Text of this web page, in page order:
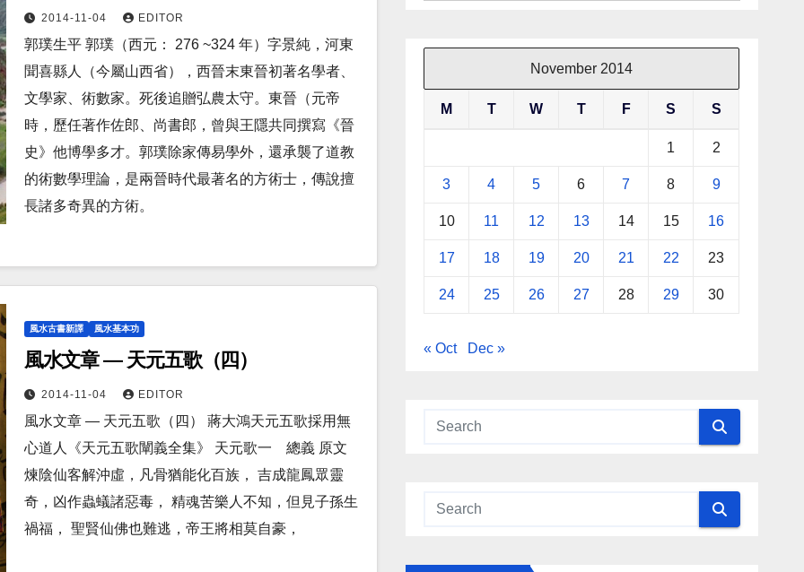
2014-11-04 EDITOR
郭璞生平 郭璞（西元： 276 ~324 年）字景純，河東
聞喜縣人（今屬山西省），西晉末東晉初著名學者、
文學家、術數家。死後追贈弘農太守。東晉（元帝
時，歷任著作佐郎、尚書郎，曾與王隱共同撰寫《晉
史》他博學多才。郭璞除家傳易學外，還承襲了道教
的術數學理論，是兩晉時代最著名的方術士，傳說擅
長諸多奇異的方術。
風水古書新譯 風水基本功
風水文章 — 天元五歌（四）
2014-11-04 EDITOR
風水文章 — 天元五歌（四） 蔣大鴻天元五歌採用無
心道人《天元五歌闡義全集》 天元歌一 總義 原文
煉陰仙客解沖虛，凡骨猶能化百族， 吉成龍鳳眾靈
奇，凶作蟲蟻諸惡毒， 精魂苦樂人不知，但見子孫生
禍福， 聖賢仙佛也難逃，帝王將相莫自豪，
November 2014
M T W T F S S
1 2
3 4 5 6 7 8 9
10 11 12 13 14 15 16
17 18 19 20 21 22 23
24 25 26 27 28 29 30
« Oct Dec »